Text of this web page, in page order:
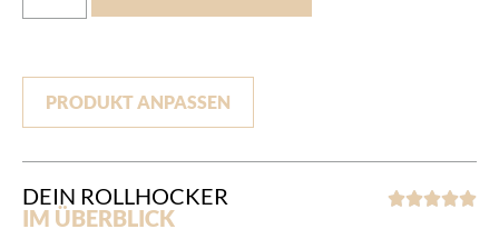
PRODUKT ANPASSEN
DEIN ROLLHOCKER
IM ÜBERBLICK
